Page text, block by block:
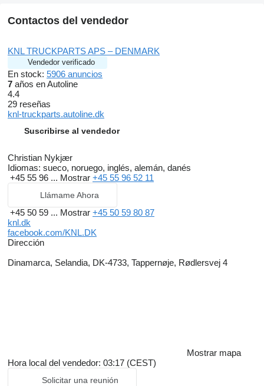
Contactos del vendedor
KNL TRUCKPARTS APS – DENMARK
Vendedor verificado
En stock: 5906 anuncios
7 años en Autoline
4.4
29 reseñas
knl-truckparts.autoline.dk
Suscribirse al vendedor
Christian Nykjær
Idiomas: sueco, noruego, inglés, alemán, danés
+45 55 96 ... Mostrar +45 55 96 52 11
Llámame Ahora
+45 50 59 ... Mostrar +45 50 59 80 87
knl.dk
facebook.com/KNL.DK
Dirección
Dinamarca, Selandia, DK-4733, Tappernøje, Rødlersvej 4
Mostrar mapa
Hora local del vendedor: 03:17 (CEST)
Solicitar una reunión